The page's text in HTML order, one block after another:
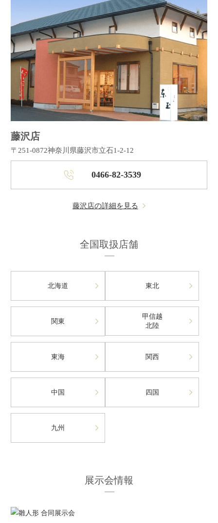
藤沢店
〒251-0872神奈川県藤沢市立石1-2-12
0466-82-3539
藤沢店の詳細を見る
全国取扱店舗
北海道 東北
関東
甲信越
北陸
東海 関西
中国 四国
九州
展示会情報